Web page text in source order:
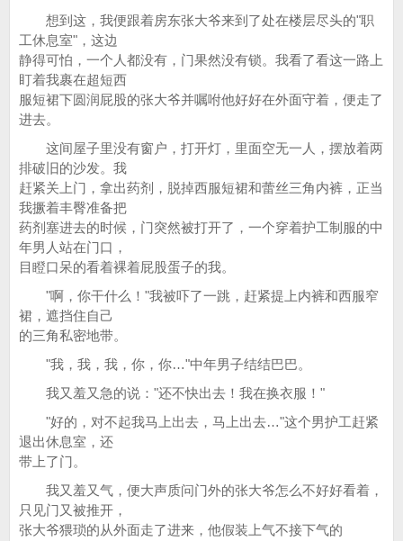
想到这，我便跟着房东张大爷来到了处在楼层尽头的"职
工休息室"，这边
静得可怕，一个人都没有，门果然没有锁。我看了看这一路上
盯着我裹在超短西
服短裙下圆润屁股的张大爷并嘱咐他好好在外面守着，便走了
进去。
这间屋子里没有窗户，打开灯，里面空无一人，摆放着两
排破旧的沙发。我
赶紧关上门，拿出药剂，脱掉西服短裙和蕾丝三角内裤，正当
我撅着丰臀准备把
药剂塞进去的时候，门突然被打开了，一个穿着护工制服的中
年男人站在门口，
目瞪口呆的看着裸着屁股蛋子的我。
"啊，你干什么！"我被吓了一跳，赶紧提上内裤和西服窄
裙，遮挡住自己
的三角私密地带。
"我，我，我，你，你…"中年男子结结巴巴。
我又羞又急的说："还不快出去！我在换衣服！"
"好的，对不起我马上出去，马上出去…"这个男护工赶紧
退出休息室，还
带上了门。
我又羞又气，便大声质问门外的张大爷怎么不好好看着，
只见门又被推开，
张大爷猥琐的从外面走了进来，他假装上气不接下气的